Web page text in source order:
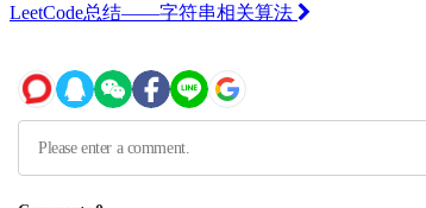
LeetCode总结——字符串相关算法